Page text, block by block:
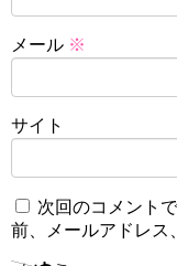
メール ※
サイト
次回のコメント
前、メールアドレス